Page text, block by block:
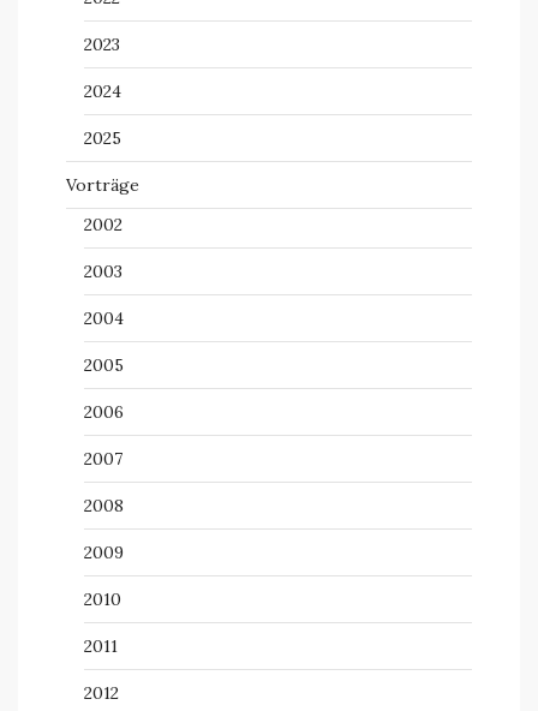
2023
2024
2025
Vorträge
2002
2003
2004
2005
2006
2007
2008
2009
2010
2011
2012